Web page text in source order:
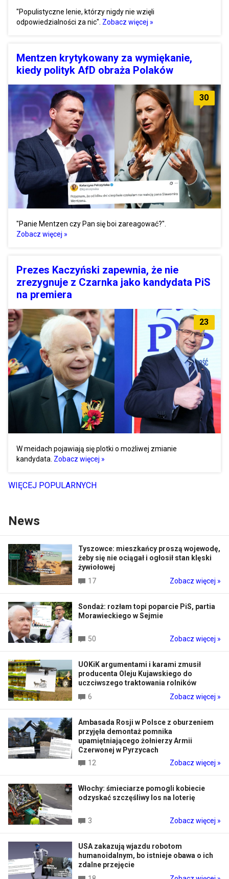
"Populistyczne lenie, którzy nigdy nie wzięli
odpowiedzialności za nic". Zobacz więcej »
Mentzen krytykowany za wymiękanie,
kiedy polityk AfD obraża Polaków
30
"Panie Mentzen czy Pan się boi zareagować?".
Zobacz więcej »
Prezes Kaczyński zapewnia, że nie
zrezygnuje z Czarnka jako kandydata PiS
na premiera
23
W meidach pojawiają się plotki o możliwej zmianie
kandydata. Zobacz więcej »
WIĘCEJ POPULARNYCH
News
Tyszowce: mieszkańcy proszą wojewodę,
żeby się nie ociągał i ogłosił stan klęski
żywiołowej
17
Zobacz więcej »
Sondaż: rozłam topi poparcie PiS, partia
Morawieckiego w Sejmie
50 Zobacz więcej »
UOKiK argumentami i karami zmusił
producenta Oleju Kujawskiego do
uczciwszego traktowania rolników
6
Zobacz więcej »
Ambasada Rosji w Polsce z oburzeniem
przyjęła demontaż pomnika
upamiętniającego żołnierzy Armii
Czerwonej w Pyrzycach
12
Zobacz więcej »
Włochy: śmieciarze pomogli kobiecie
odzyskać szczęśliwy los na loterię
3 Zobacz więcej »
USA zakazują wjazdu robotom
humanoidalnym, bo istnieje obawa o ich
zdalne przejęcie